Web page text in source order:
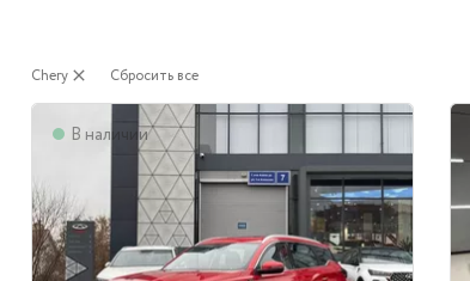
Chery close Сбросить все
В наличии